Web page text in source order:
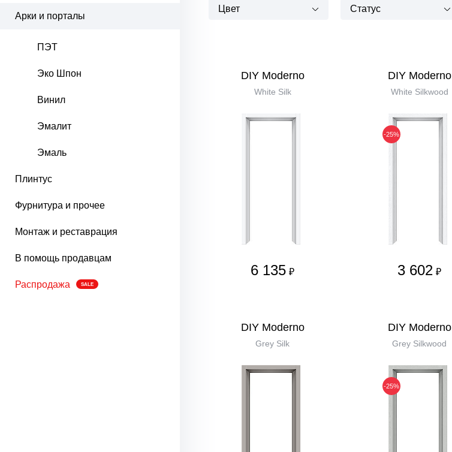
Арки и порталы
ПЭТ
Эко Шпон
Винил
Эмалит
Эмаль
Плинтус
Фурнитура и прочее
Монтаж и реставрация
В помощь продавцам
Распродажа SALE
Цвет Статус
DIY Moderno
White Silk
6 135 ₽
DIY Moderno
White Silkwood
-25%
3 602 ₽
DIY Moderno
Grey Silk
DIY Moderno
Grey Silkwood
-25%